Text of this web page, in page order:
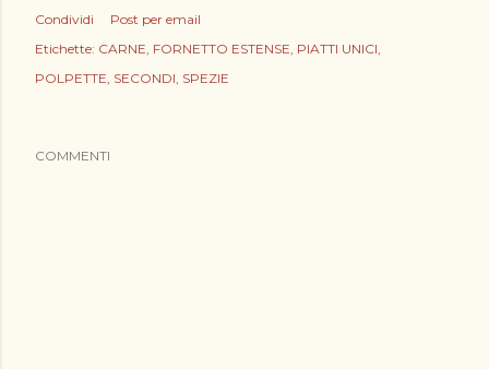
Condividi
Post per email
Etichette: CARNE FORNETTO ESTENSE PIATTI UNICI
POLPETTE SECONDI SPEZIE
COMMENTI